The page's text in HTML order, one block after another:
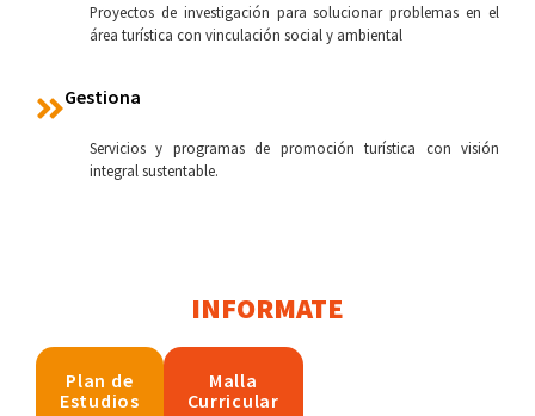
Proyectos de investigación para solucionar problemas en el
área turística con vinculación social y ambiental
Gestiona
Servicios y programas de promoción turística con visión
integral sustentable.
INFORMATE
Plan de
Estudios
Malla
Curricular